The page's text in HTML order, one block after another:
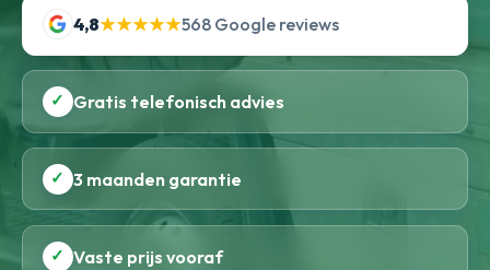
4,8★★★★★568 Google reviews
✓ Gratis telefonisch advies
✓ 3 maanden garantie
✓ Vaste prijs vooraf